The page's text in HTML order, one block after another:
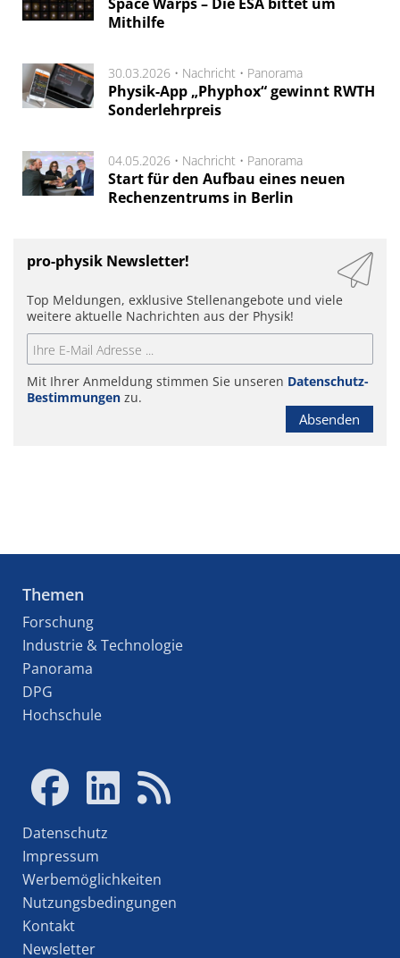
Space Warps – Die ESA bittet um
Mithilfe
30.03.2026 • Nachricht • Panorama
Physik-App „Phyphox“ gewinnt RWTH
Sonderlehrpreis
04.05.2026 • Nachricht • Panorama
Start für den Aufbau eines neuen
Rechenzentrums in Berlin
pro-physik Newsletter!
Top Meldungen, exklusive Stellenangebote und viele
weitere aktuelle Nachrichten aus der Physik!
Mit Ihrer Anmeldung stimmen Sie unseren Datenschutz-
Bestimmungen zu.
Absenden
Themen
Forschung
Industrie & Technologie
Panorama
DPG
Hochschule
Datenschutz
Impressum
Werbemöglichkeiten
Nutzungsbedingungen
Kontakt
Newsletter